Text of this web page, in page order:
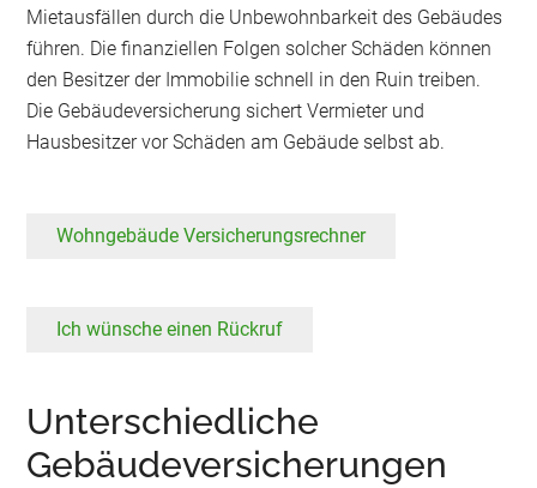
Mietausfällen durch die Unbewohnbarkeit des Gebäudes
führen. Die finanziellen Folgen solcher Schäden können
den Besitzer der Immobilie schnell in den Ruin treiben.
Die Gebäudeversicherung sichert Vermieter und
Hausbesitzer vor Schäden am Gebäude selbst ab.
Wohngebäude Versicherungsrechner
Ich wünsche einen Rückruf
Unterschiedliche
Gebäudeversicherungen